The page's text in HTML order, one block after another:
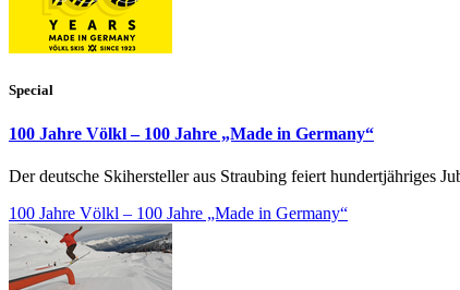
Special
100 Jahre Völkl – 100 Jahre „Made in Germany“
Der deutsche Skihersteller aus Straubing feiert hundertjähriges
100 Jahre Völkl – 100 Jahre „Made in Germany“